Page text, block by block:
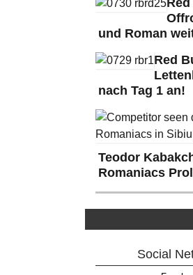
und Roman
Red
nach Tag 1 an!
Teodor
Romaniacs
Social